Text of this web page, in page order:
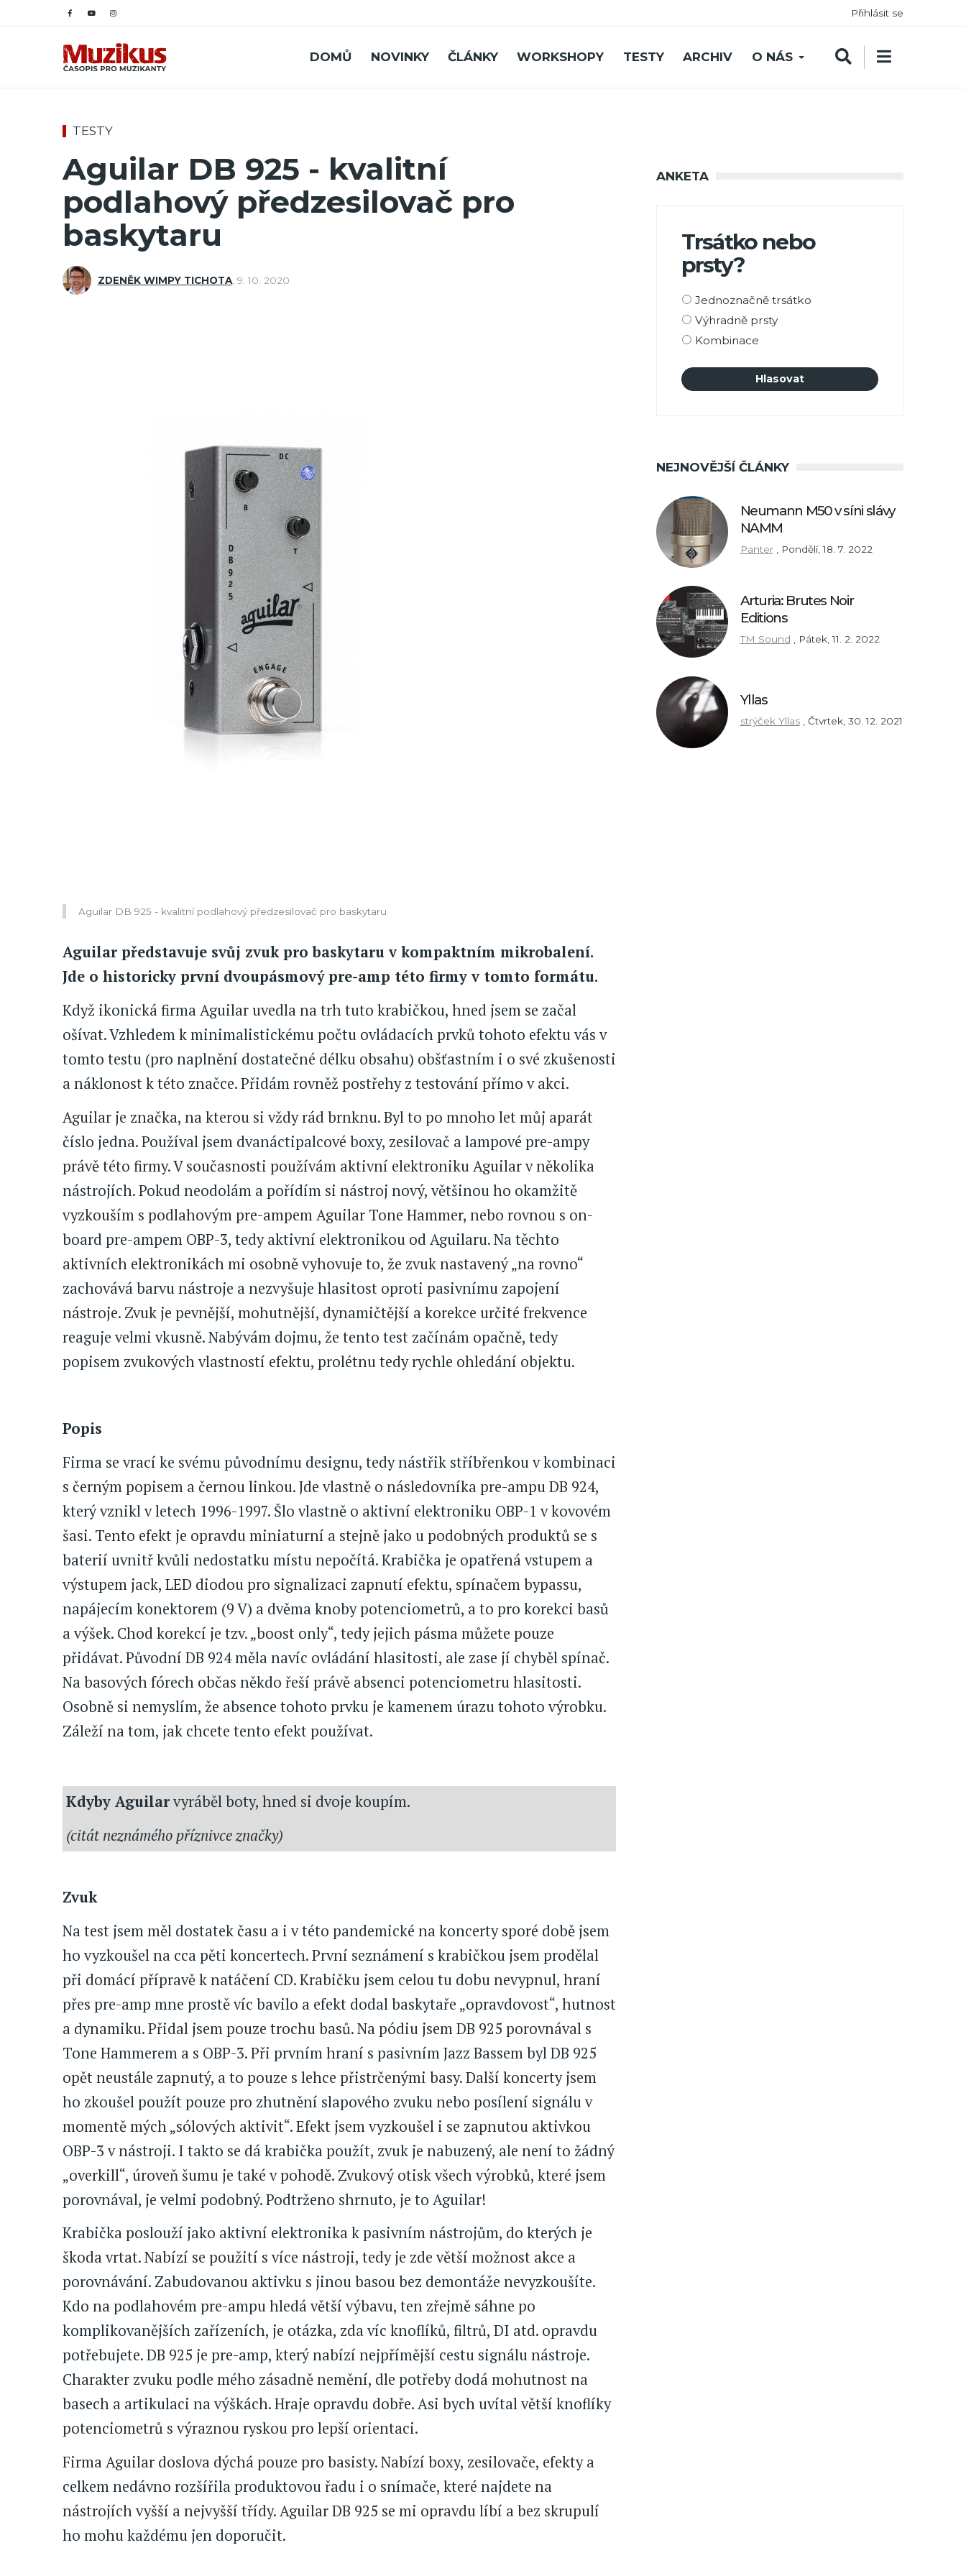
Přihlásit se
DOMŮ NOVINKY ČLÁNKY WORKSHOPY TESTY ARCHIV O NÁS
TESTY
Aguilar DB 925 - kvalitní
podlahový předzesilovač pro
baskytaru
ZDENĚK WIMPY TICHOTA, 9. 10. 2020
Aguilar DB 925 - kvalitní podlahový předzesilovač pro baskytaru
Aguilar představuje svůj zvuk pro baskytaru v kompaktním mikrobalení.
Jde o historicky první dvoupásmový pre-amp této firmy v tomto formátu.
Když ikonická firma Aguilar uvedla na trh tuto krabičkou, hned jsem se začal
ošívat. Vzhledem k minimalistickému počtu ovládacích prvků tohoto efektu vás v
tomto testu (pro naplnění dostatečné délku obsahu) obšťastním i o své zkušenosti
a náklonost k této značce. Přidám rovněž postřehy z testování přímo v akci.
Aguilar je značka, na kterou si vždy rád brnknu. Byl to po mnoho let můj aparát
číslo jedna. Používal jsem dvanáctipalcové boxy, zesilovač a lampové pre-ampy
právě této firmy. V současnosti používám aktivní elektroniku Aguilar v několika
nástrojích. Pokud neodolám a pořídím si nástroj nový, většinou ho okamžitě
vyzkouším s podlahovým pre-ampem Aguilar Tone Hammer, nebo rovnou s on-
board pre-ampem OBP-3, tedy aktivní elektronikou od Aguilaru. Na těchto
aktivních elektronikách mi osobně vyhovuje to, že zvuk nastavený „na rovno“
zachovává barvu nástroje a nezvyšuje hlasitost oproti pasivnímu zapojení
nástroje. Zvuk je pevnější, mohutnější, dynamičtější a korekce určité frekvence
reaguje velmi vkusně. Nabývám dojmu, že tento test začínám opačně, tedy
popisem zvukových vlastností efektu, prolétnu tedy rychle ohledání objektu.
Popis
Firma se vrací ke svému původnímu designu, tedy nástřik stříbřenkou v kombinaci
s černým popisem a černou linkou. Jde vlastně o následovníka pre-ampu DB 924,
který vznikl v letech 1996-1997. Šlo vlastně o aktivní elektroniku OBP-1 v kovovém
šasi. Tento efekt je opravdu miniaturní a stejně jako u podobných produktů se s
baterií uvnitř kvůli nedostatku místu nepočítá. Krabička je opatřená vstupem a
výstupem jack, LED diodou pro signalizaci zapnutí efektu, spínačem bypassu,
napájecím konektorem (9 V) a dvěma knoby potenciometrů, a to pro korekci basů
a výšek. Chod korekcí je tzv. „boost only“, tedy jejich pásma můžete pouze
přidávat. Původní DB 924 měla navíc ovládání hlasitosti, ale zase jí chyběl spínač.
Na basových fórech občas někdo řeší právě absenci potenciometru hlasitosti.
Osobně si nemyslím, že absence tohoto prvku je kamenem úrazu tohoto výrobku.
Záleží na tom, jak chcete tento efekt používat.
Kdyby Aguilarvyráběl boty, hned si dvoje koupím.
(citát neznámého příznivce značky)
Zvuk
Na test jsem měl dostatek času a i v této pandemické na koncerty sporé době jsem
ho vyzkoušel na cca pěti koncertech. První seznámení s krabičkou jsem prodělal
při domácí přípravě k natáčení CD. Krabičku jsem celou tu dobu nevypnul, hraní
přes pre-amp mne prostě víc bavilo a efekt dodal baskytaře „opravdovost“, hutnost
a dynamiku. Přidal jsem pouze trochu basů. Na pódiu jsem DB 925 porovnával s
Tone Hammerem a s OBP-3. Při prvním hraní s pasivním Jazz Bassem byl DB 925
opět neustále zapnutý, a to pouze s lehce přistrčenými basy. Další koncerty jsem
ho zkoušel použít pouze pro zhutnění slapového zvuku nebo posílení signálu v
momentě mých „sólových aktivit“. Efekt jsem vyzkoušel i se zapnutou aktivkou
OBP-3 v nástroji. I takto se dá krabička použít, zvuk je nabuzený, ale není to žádný
„overkill“, úroveň šumu je také v pohodě. Zvukový otisk všech výrobků, které jsem
porovnával, je velmi podobný. Podtrženo shrnuto, je to Aguilar!
Krabička poslouží jako aktivní elektronika k pasivním nástrojům, do kterých je
škoda vrtat. Nabízí se použití s více nástroji, tedy je zde větší možnost akce a
porovnávání. Zabudovanou aktivku s jinou basou bez demontáže nevyzkoušíte.
Kdo na podlahovém pre-ampu hledá větší výbavu, ten zřejmě sáhne po
komplikovanějších zařízeních, je otázka, zda víc knoflíků, filtrů, DI atd. opravdu
potřebujete. DB 925 je pre-amp, který nabízí nejpřímější cestu signálu nástroje.
Charakter zvuku podle mého zásadně nemění, dle potřeby dodá mohutnost na
basech a artikulaci na výškách. Hraje opravdu dobře. Asi bych uvítal větší knoflíky
potenciometrů s výraznou ryskou pro lepší orientaci.
Firma Aguilar doslova dýchá pouze pro basisty. Nabízí boxy, zesilovače, efekty a
celkem nedávno rozšířila produktovou řadu i o snímače, které najdete na
nástrojích vyšší a nejvyšší třídy. Aguilar DB 925 se mi opravdu líbí a bez skrupulí
ho mohu každému jen doporučit.
ANKETA
Trsátko nebo
prsty?
Možnosti
výběru
Jednoznačně trsátko
Výhradně prsty
Kombinace
NEJNOVĚJŠÍ ČLÁNKY
Neumann M50 v síni slávy
NAMM
Panter Pondělí, 18. 7. 2022
Arturia: Brutes Noir
Editions
TM Sound , Pátek, 11. 2. 2022
Yllas
strýček Yllas Čtvrtek, 30. 12. 2021